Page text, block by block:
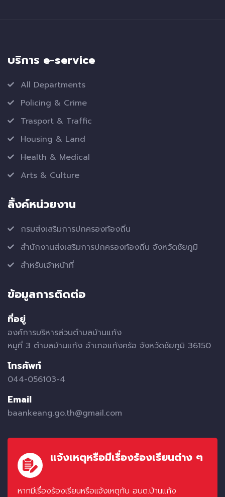
บริการ e-service
All Departments
Policing & Crime
Trasport & Traffic
Housing & Land
Health & Medical
Arts & Culture
ลิ้งค์หน่วยงาน
กรมส่งเสริมการปกครองท้องถิ่น
สำนักงานส่งเสริมการปกครองท้องถิ่น จังหวัดชัยภูมิ
สำหรับเจ้าหน้าที่
ข้อมูลการติดต่อ
ที่อยู่
องค์การบริหารส่วนตำบลบ้านแก้ง
หมูที่ 3 ตำบลบ้านแก้ง อำเภอแก้งคร้อ จังหวัดชัยภูมิ 36150
โทรศัพท์
044-056103-4
Email
baankeang.go.th@gmail.com
แจ้งเหตุหรือมีเรื่องร้องเรียนต่าง ๆ
หากมีเรื่องร้องเรียนหรือแจ้งเหตุกับ อบต.บ้านแก้ง